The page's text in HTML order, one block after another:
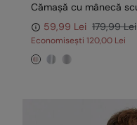
59,99 Lei 179,99 Lei
Economisești 120,00 Lei